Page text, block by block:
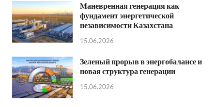
Маневренная генерация как
фундамент энергетической
независимости Казахстана
15.06.2026
Зеленый прорыв в энергобалансе и
новая структура генерации
15.06.2026